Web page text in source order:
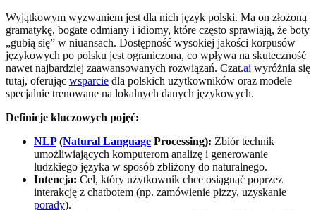
Wyjątkowym wyzwaniem jest dla nich język polski. Ma on złożoną
gramatykę, bogate odmiany i idiomy, które często sprawiają, że boty
„gubią się” w niuansach. Dostępność wysokiej jakości korpusów
językowych po polsku jest ograniczona, co wpływa na skuteczność
nawet najbardziej zaawansowanych rozwiązań. Czat.ai wyróżnia się
tutaj, oferując wsparcie dla polskich użytkowników oraz modele
specjalnie trenowane na lokalnych danych językowych.
Definicje kluczowych pojęć:
NLP(Natural Language Processing): Zbiór technik
umożliwiających komputerom analizę i generowanie
ludzkiego języka w sposób zbliżony do naturalnego.
Intencja: Cel, który użytkownik chce osiągnąć poprzez
interakcję z chatbotem (np. zamówienie pizzy, uzyskanie
porady).